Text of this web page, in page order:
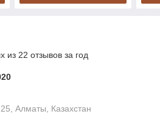
из 22 отзывов за год
Алматы, Казахстан